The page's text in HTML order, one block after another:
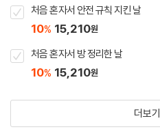
처음 혼자서 안전 규칙 지킨 날
10% 15,210원
처음 혼자서 방 정리한 날
10% 15,210원
더보기